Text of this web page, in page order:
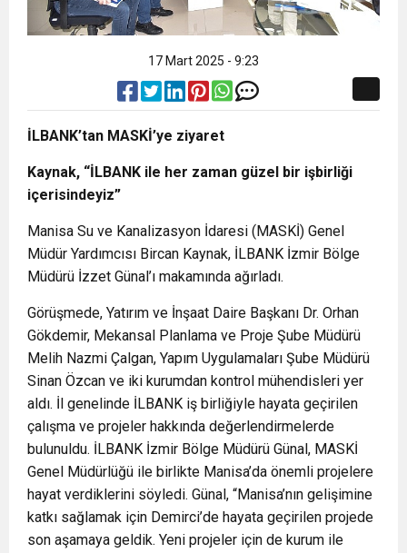
17 Mart 2025 - 9:23
İLBANK’tan MASKİ’ye ziyaret
Kaynak, “İLBANK ile her zaman güzel bir işbirliği
içerisindeyiz”
Manisa Su ve Kanalizasyon İdaresi (MASKİ) Genel
Müdür Yardımcısı Bircan Kaynak, İLBANK İzmir Bölge
Müdürü İzzet Günal’ı makamında ağırladı.
Görüşmede, Yatırım ve İnşaat Daire Başkanı Dr. Orhan
Gökdemir, Mekansal Planlama ve Proje Şube Müdürü
Melih Nazmi Çalgan, Yapım Uygulamaları Şube Müdürü
Sinan Özcan ve iki kurumdan kontrol mühendisleri yer
aldı. İl genelinde İLBANK iş birliğiyle hayata geçirilen
çalışma ve projeler hakkında değerlendirmelerde
bulunuldu. İLBANK İzmir Bölge Müdürü Günal, MASKİ
Genel Müdürlüğü ile birlikte Manisa’da önemli projelere
hayat verdiklerini söyledi. Günal, “Manisa’nın gelişimine
katkı sağlamak için Demirci’de hayata geçirilen projede
son aşamaya geldik. Yeni projeler için de kurum ile